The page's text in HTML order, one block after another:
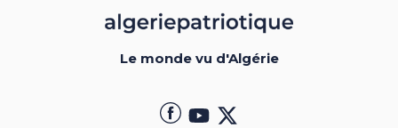
Le monde vu d'Algérie